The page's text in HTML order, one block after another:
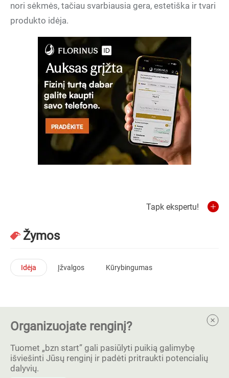
nori sėkmės, tačiau svarbiausia gera, estetiška ir tvari
produkto idėja.
Tapk ekspertu!
Žymos
Idėja Įžvalgos Kūrybingumas
Organizuojate renginį?
Tuomet „bzn start” gali pasiūlyti puikią galimybę
išviešinti Jūsų renginį ir padėti pritraukti potencialių
dalyvių.